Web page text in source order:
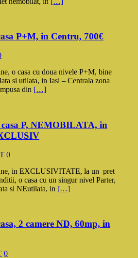
P+M, in Centru, 700€
o casa cu doua nivele P+M, bine
si utilata, in Iasi – Centrala zona
din […]
P, NEMOBILATA, in
0
in EXCLUSIVITATE, la un pret
o casa cu un singur nivel Parter,
si NEutilata, in […]
2 camere ND, 60mp, in
0